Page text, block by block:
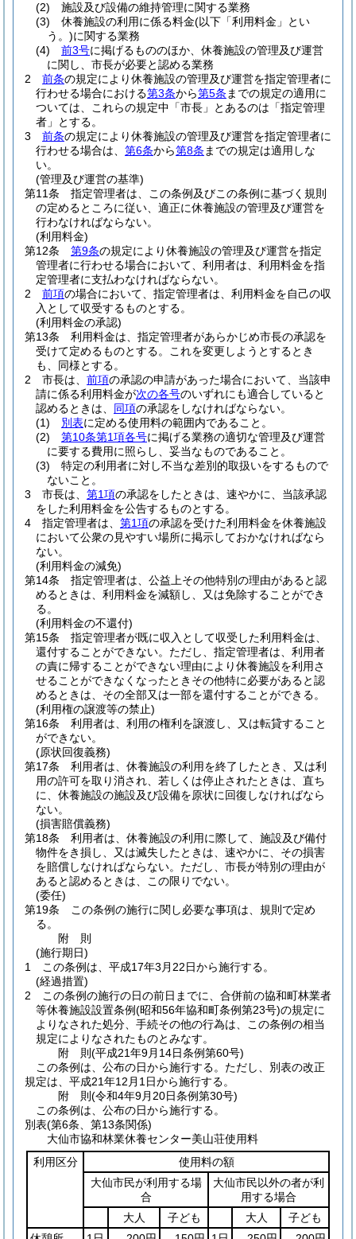
(2)
施設及び設備の維持管理に関する業務
(3)
休養施設の利用に係る料金(以下「利用料金」とい
う。)に関する業務
(4)
前3号に掲げるもののほか、休養施設の管理及び運営
に関し、市長が必要と認める業務
2
前条の規定により休養施設の管理及び運営を指定管理者に
行わせる場合における第3条から第5条 までの規定の適用に
ついては、これらの規定中「市長」とあるのは「指定管理
者」とする。
3
前条の規定により休養施設の管理及び運営を指定管理者に
行わせる場合は、 第6条から第8条 までの規定は適用しな
い。
(管理及び運営の基準)
第11条
指定管理者は、この条例及びこの条例に基づく規則
の定めるところに従い、適正に休養施設の管理及び運営を
行わなければならない。
(利用料金)
第12条
第9条の規定により休養施設の管理及び運営を指定
管理者に行わせる場合において、利用者は、利用料金を指
定管理者に支払わなければならない。
2
前項の場合において、指定管理者は、利用料金を自己の収
入として収受するものとする。
(利用料金の承認)
第13条
利用料金は、指定管理者があらかじめ市長の承認を
受けて定めるものとする。
これを変更しようとするとき
も、同様とする。
2
市長は、 前項の承認の申請があった場合において、当該申
請に係る利用料金が次の各号のいずれにも適合していると
認めるときは、 同項の承認をしなければならない。
(1)
別表に定める使用料の範囲内であること。
(2)
第10条第1項各号に掲げる業務の適切な管理及び運営
に要する費用に照らし、妥当なものであること。
(3)
特定の利用者に対し不当な差別的取扱いをするもので
ないこと。
3
市長は、 第1項の承認をしたときは、速やかに、当該承認
をした利用料金を公告するものとする。
4
指定管理者は、 第1項の承認を受けた利用料金を休養施設
において公衆の見やすい場所に掲示しておかなければなら
ない。
(利用料金の減免)
第14条
指定管理者は、公益上その他特別の理由があると認
めるときは、利用料金を減額し、又は免除することができ
る。
(利用料金の不還付)
第15条
指定管理者が既に収入として収受した利用料金は、
還付することができない。 ただし、指定管理者は、利用者
の責に帰することができない理由により休養施設を利用さ
せることができなくなったときその他特に必要があると認
めるときは、その全部又は一部を還付することができる。
(利用権の譲渡等の禁止)
第16条
利用者は、利用の権利を譲渡し、又は転貸すること
ができない。
(原状回復義務)
第17条
利用者は、休養施設の利用を終了したとき、又は利
用の許可を取り消され、若しくは停止されたときは、直ち
に、休養施設の施設及び設備を原状に回復しなければなら
ない。
(損害賠償義務)
第18条
利用者は、休養施設の利用に際して、施設及び備付
物件をき損し、又は滅失したときは、速やかに、その損害
を賠償しなければならない。 ただし、市長が特別の理由が
あると認めるときは、この限りでない。
(委任)
第19条
この条例の施行に関し必要な事項は、規則で定め
る。
附 則
(施行期日)
1
この条例は、平成17年3月22日から施行する。
(経過措置)
2
この条例の施行の日の前日までに、合併前の協和町林業者
等休養施設設置条例(昭和56年協和町条例第23号)の規定に
よりなされた処分、手続その他の行為は、この条例の相当
規定によりなされたものとみなす。
附 則(平成21年9月14日条例第60号)
この条例は、公布の日から施行する。 ただし、別表の改正
規定は、平成21年12月1日から施行する。
附 則(令和4年9月20日条例第30号)
この条例は、公布の日から施行する。
別表(第6条、第13条関係)
大仙市協和林業休養センター美山荘使用料
利用区分
使用料の額
大仙市民が利用する場
合
大仙市民以外の者が利
用する場合
大人
子ども 大人
子ども